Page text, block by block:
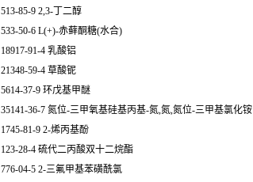
513-85-9 2,3-丁二醇
533-50-6 L(+)-赤藓酮糖(水合)
18917-91-4 乳酸铝
21348-59-4 草酸铌
5614-37-9 环戊基甲醚
35141-36-7 氮位-三甲氧基硅基丙基-氮,氮,氮位-三甲基氯化铵
1745-81-9 2-烯丙基酚
123-28-4 硫代二丙酸双十二烷酯
776-04-5 2-三氟甲基苯磺酰氯